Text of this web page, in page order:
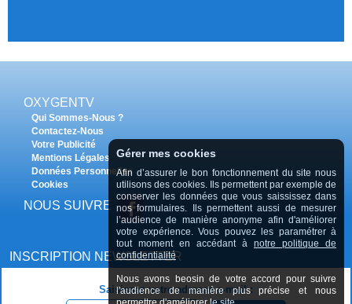
OXYGENTV
Qui Sommes-Nous ?
Contactez-Nous
Votre Publicité
Mentions Légales
Données Personnelles
Cookies
NOUS SUIVRE
INSCRIPTION NEWSLETTER
Saisissez votre adresse e-mail :
Gérer mes cookies
Afin d’assurer le bon fonctionnement du site nous
utilisons des cookies. Ils permettent par exemple de
conserver les données que vous saississez dans
nos formulaires. Ils permettent aussi de mesurer
l’audience de manière anonyme afin d'améliorer
votre expérience. Vous pouvez les paramétrer à
tout moment en accédant à notre politique de
confidentialité
Nous avons beosin de votre accord pour suivre
l'audience de manière plus précise et nous